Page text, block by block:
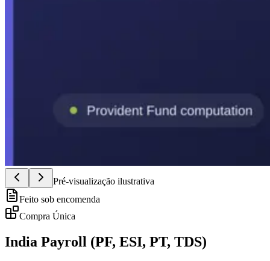
Pré-visualização ilustrativa
Feito sob encomenda
Compra Única
India Payroll (PF, ESI, PT, TDS)